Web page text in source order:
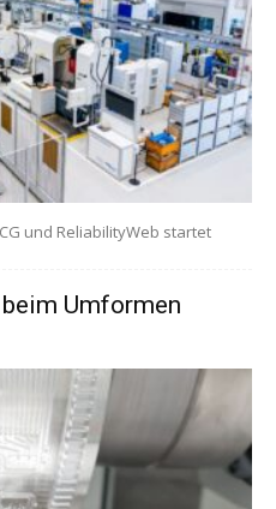
und ReliabilityWeb startet
Umformen